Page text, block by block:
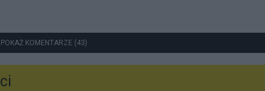
POKAŻ KOMENTARZE (43)